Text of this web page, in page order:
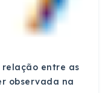
relação entre as
observada na